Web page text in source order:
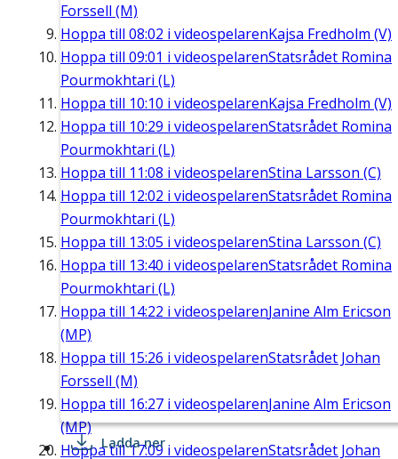
Forssell (M)
Hoppa till 08:02 i videospelarenKajsa Fredholm (V)
Hoppa till 09:01 i videospelarenStatsrådet Romina
Pourmokhtari (L)
Hoppa till 10:10 i videospelarenKajsa Fredholm (V)
Hoppa till 10:29 i videospelarenStatsrådet Romina
Pourmokhtari (L)
Hoppa till 11:08 i videospelarenStina Larsson (C)
Hoppa till 12:02 i videospelarenStatsrådet Romina
Pourmokhtari (L)
Hoppa till 13:05 i videospelarenStina Larsson (C)
Hoppa till 13:40 i videospelarenStatsrådet Romina
Pourmokhtari (L)
Hoppa till 14:22 i videospelarenJanine Alm Ericson
(MP)
Hoppa till 15:26 i videospelarenStatsrådet Johan
Forssell (M)
Hoppa till 16:27 i videospelarenJanine Alm Ericson
(MP)
Hoppa till17:09 i videospelarenStatsrådet Johan
Ladda ner